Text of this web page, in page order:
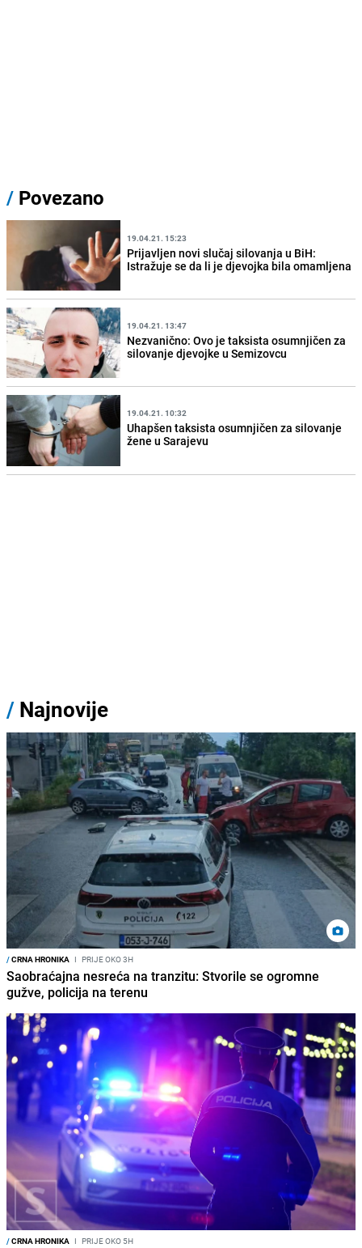
/ Povezano
19.04.21. 15:23
Prijavljen novi slučaj silovanja u BiH:
Istražuje se da li je djevojka bila omamljena
19.04.21. 13:47
Nezvanično: Ovo je taksista osumnjičen za
silovanje djevojke u Semizovcu
19.04.21. 10:32
Uhapšen taksista osumnjičen za silovanje
žene u Sarajevu
/ Najnovije
/CRNA HRONIKA I PRIJE OKO 3H
Saobraćajna nesreća na tranzitu: Stvorile se ogromne
gužve, policija na terenu
/CRNA HRONIKA I PRIJE OKO 5H